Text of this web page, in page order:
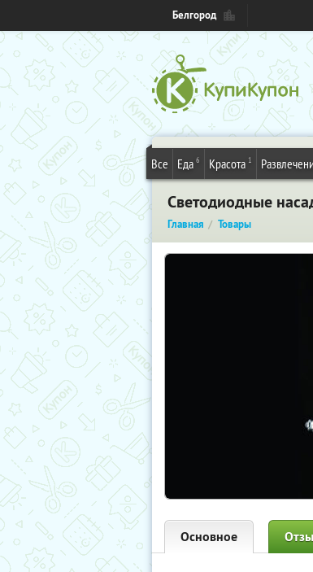
Белгород
Все Еда 6 Красота 1
Светодиодные
Главная Товары
Основное